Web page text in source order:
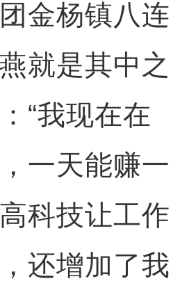
金杨镇八连
就是其中之
“我现在在
一天能赚一
科技让工作
还增加了我